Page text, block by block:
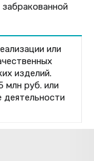
или
изделий.
млн руб. или
деятельности